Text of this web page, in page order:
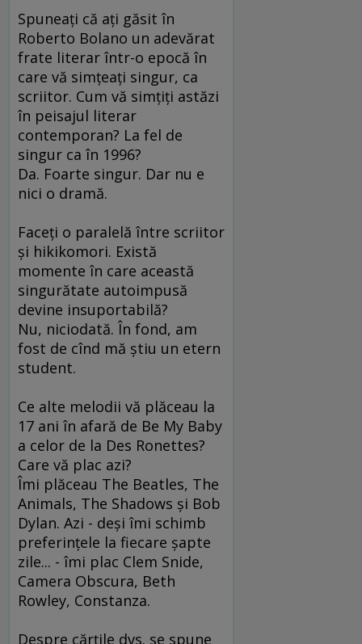
Spuneaţi că aţi găsit în
Roberto Bolano un adevărat
frate literar într-o epocă în
care vă simţeaţi singur, ca
scriitor. Cum vă simţiţi astăzi
în peisajul literar
contemporan? La fel de
singur ca în 1996?
Da. Foarte singur. Dar nu e
nici o dramă.
Faceţi o paralelă între scriitor
şi hikikomori. Există
momente în care această
singurătate autoimpusă
devine insuportabilă?
Nu, niciodată. În fond, am
fost de cînd mă ştiu un etern
student.
Ce alte melodii vă plăceau la
17 ani în afară de Be My Baby
a celor de la Des Ronettes?
Care vă plac azi?
Îmi plăceau The Beatles, The
Animals, The Shadows şi Bob
Dylan. Azi - deşi îmi schimb
preferinţele la fiecare şapte
zile... - îmi plac Clem Snide,
Camera Obscura, Beth
Rowley, Constanza.
Despre cărţile dvs. se spune